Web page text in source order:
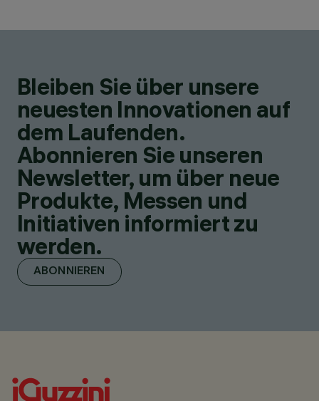
Bleiben Sie über unsere
neuesten Innovationen auf
dem Laufenden.
Abonnieren Sie unseren
Newsletter, um über neue
Produkte, Messen und
Initiativen informiert zu
werden.
ABONNIEREN